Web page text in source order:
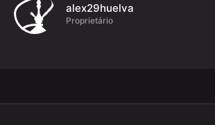
alex29huelva
Proprietário